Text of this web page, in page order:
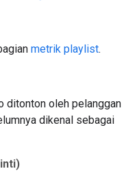
metrik playlist.
ditonton oleh pelanggan
dikenal sebagai